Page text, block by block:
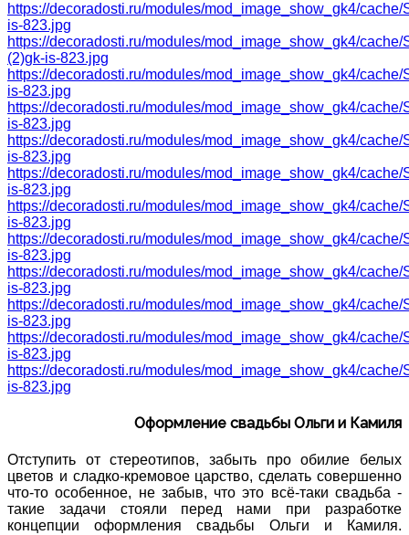
https://decoradosti.ru/modules/mod_image_show_gk4/
is-823.jpg
https://decoradosti.ru/modules/mod_image_show_gk4/
(2)gk-is-823.jpg
https://decoradosti.ru/modules/mod_image_show_gk4/
is-823.jpg
https://decoradosti.ru/modules/mod_image_show_gk4/
is-823.jpg
https://decoradosti.ru/modules/mod_image_show_gk4/
is-823.jpg
https://decoradosti.ru/modules/mod_image_show_gk4/
is-823.jpg
https://decoradosti.ru/modules/mod_image_show_gk4/
is-823.jpg
https://decoradosti.ru/modules/mod_image_show_gk4/
is-823.jpg
https://decoradosti.ru/modules/mod_image_show_gk4/
is-823.jpg
https://decoradosti.ru/modules/mod_image_show_gk4/
is-823.jpg
https://decoradosti.ru/modules/mod_image_show_gk4/
is-823.jpg
https://decoradosti.ru/modules/mod_image_show_gk4/
is-823.jpg
Оформление свадьбы Ольги и Камиля
Отступить от стереотипов, забыть про обилие белых
цветов и сладко-кремовое царство, сделать совершенно
что-то особенное, не забыв, что это всё-таки свадьба -
такие задачи стояли перед нами при разработке
концепции оформления свадьбы Ольги и Камиля.